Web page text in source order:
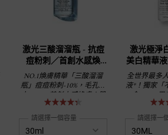
激光三酸溜溜瓶 - 抗痘
痘粉刺／首創水感煥
膚！全膚質可用！
NO.1煥膚精華「三酸溜溜
瓶」痘痘粉刺-10%，毛孔粗
大-25%，首創水感煥膚！肌
膚再敏感都可用！
請選擇一個容量
激光極淨
美白精華
斑 偕同
全世界最多
液*！獨家「
命C」，
方，亮出水
白、偕同
請選擇一